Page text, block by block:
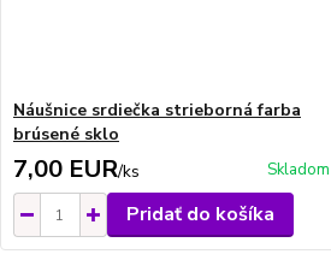
Náušnice srdiečka strieborná farba
brúsené sklo
7,00 EUR/ks Skladom
Pridať do košíka